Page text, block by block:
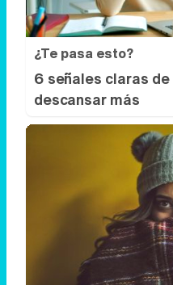
¿Notas más frío de
La ciencia explica
frío al final del día